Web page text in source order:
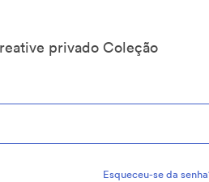
privado Coleção
Esqueceu-se da